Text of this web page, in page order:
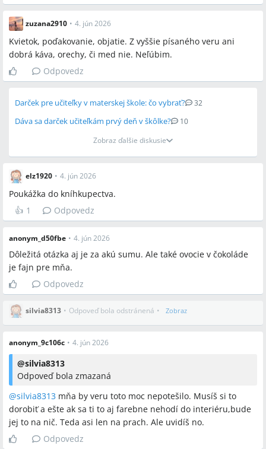
zuzana2910 • 4. jún 2026
Kvietok, poďakovanie, objatie. Z vyššie písaného veru ani
dobrá káva, orechy, či med nie. Neľúbim.
Odpovedz
Darček pre učiteľky v materskej škole: čo vybrať? 32
Dáva sa darček učiteľkám prvý deň v škôlke?
10
Zobraz ďalšie diskusie
elz1920 • 4. jún 2026
Poukážka do kníhkupectva.
👍 1 Odpovedz
anonym_d50fbe • 4. jún 2026
Dôležitá otázka aj je za akú sumu. Ale také ovocie v čokoláde
je fajn pre mňa.
Odpovedz
silvia8313 • Odpoveď bola odstránená • Zobraz
anonym_9c106c • 4. jún 2026
@silvia8313
Odpoveď bola zmazaná
@silvia8313 mňa by veru toto moc nepotešilo. Musíš si to
dorobiť a ešte ak sa ti to aj farebne nehodí do interiéru,bude
jej to na nič. Teda asi len na prach. Ale uvidíš no.
Odpovedz